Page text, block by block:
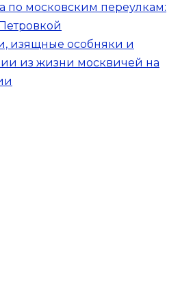
по московским переулкам:
изящные особняки и
из жизни москвичей на